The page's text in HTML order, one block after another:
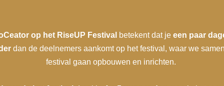
op het RiseUP Festival betekent dat je een paar
dan de deelnemers aankomt op het festival, waar we
festival gaan opbouwen en inrichten.